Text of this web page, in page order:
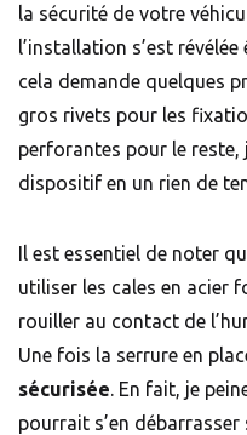
la sécurité de votre
l’installation s’est
cela demande quelques
gros rivets pour les
perforantes pour le reste,
dispositif en un rien de
Il est essentiel de noter
utiliser les cales en acier
rouiller au contact de
Une fois la serrure en
sécurisée. En fait, je
pourrait s’en